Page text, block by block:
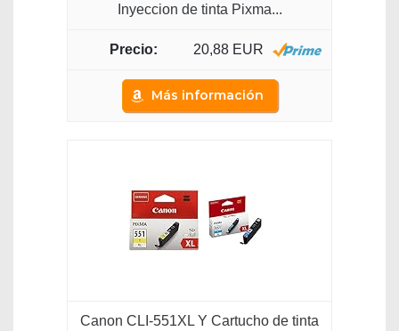
Inyeccion de tinta Pixma...
20,88 EUR
Más información
Canon CLI-551XL Y Cartucho de tinta